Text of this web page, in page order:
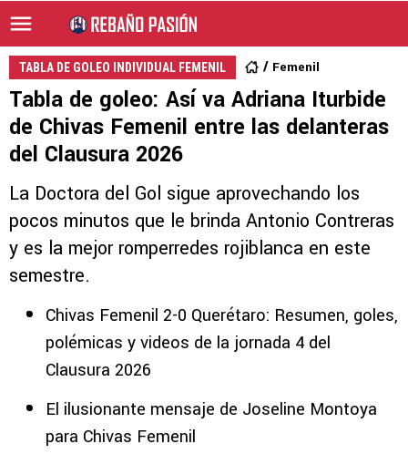
TABLA DE GOLEO INDIVIDUAL FEMENIL Femenil
Tabla de goleo: Así va Adriana Iturbide
de Chivas Femenil entre las delanteras
del Clausura 2026
La Doctora del Gol sigue aprovechando los
pocos minutos que le brinda Antonio Contreras
y es la mejor romperredes rojiblanca en este
semestre.
Chivas Femenil 2-0 Querétaro: Resumen, goles,
polémicas y videos de la jornada 4 del
Clausura 2026
El ilusionante mensaje de Joseline Montoya
para Chivas Femenil